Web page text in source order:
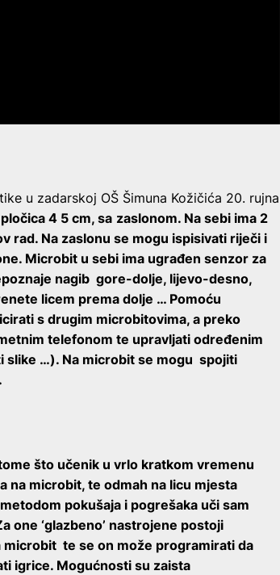
u zadarskoj OŠ Šimuna Kožičića 20. rujna
4 5 cm, sa zaslonom. Na sebi ima 2
rad. Na zaslonu se mogu ispisivati riječi i
Microbit u sebi ima ugrađen senzor za
nagib gore-dolje, lijevo-desno,
licem prema dolje … Pomoću
s drugim microbitovima, a preko
telefonom te upravljati određenim
slike …). Na microbit se mogu spojiti
što učenik u vrlo kratkom vremenu
na microbit, te odmah na licu mjesta
pokušaja i pogrešaka uči sam
one ‘glazbeno’ nastrojene postoji
microbit te se on može programirati da
igrice. Mogućnosti su zaista